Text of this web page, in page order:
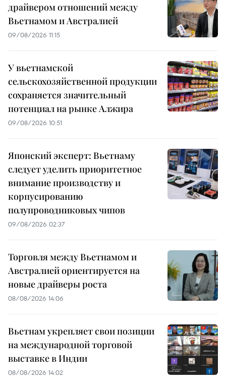
драйвером отношений между
Вьетнамом и Австралией
09/08/2026 11:15
У вьетнамской
сельскохозяйственной продукции
сохраняется значительный
потенциал на рынке Алжира
09/08/2026 10:51
Японский эксперт: Вьетнаму
следует уделить приоритетное
внимание производству и
корпусированию
полупроводниковых чипов
09/08/2026 02:37
Торговля между Вьетнамом и
Австралией ориентируется на
новые драйверы роста
08/08/2026 14:06
Вьетнам укрепляет свои позиции
на международной торговой
выставке в Индии
08/08/2026 14:02